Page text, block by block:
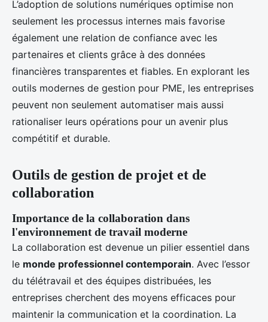
L’adoption de solutions numériques optimise non
seulement les processus internes mais favorise
également une relation de confiance avec les
partenaires et clients grâce à des données
financières transparentes et fiables. En explorant les
outils modernes de gestion pour PME, les entreprises
peuvent non seulement automatiser mais aussi
rationaliser leurs opérations pour un avenir plus
compétitif et durable.
Outils de gestion de projet et de
collaboration
Importance de la collaboration dans
l'environnement de travail moderne
La collaboration est devenue un pilier essentiel dans
le monde professionnel contemporain. Avec l’essor
du télétravail et des équipes distribuées, les
entreprises cherchent des moyens efficaces pour
maintenir la communication et la coordination. La